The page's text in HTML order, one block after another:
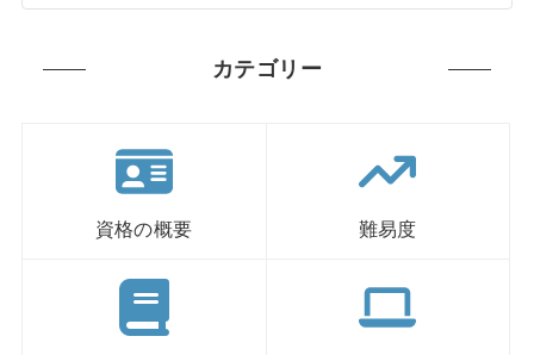
カテゴリー
資格の概要 難易度